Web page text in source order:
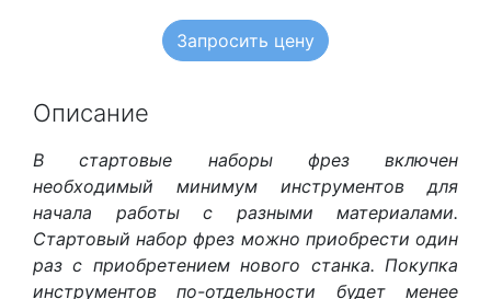
Запросить цену
Описание
В стартовые наборы фрез включен
необходимый минимум инструментов для
начала работы с разными материалами.
Стартовый набор фрез можно приобрести один
раз с приобретением нового станка. Покупка
инструментов по-отдельности будет менее